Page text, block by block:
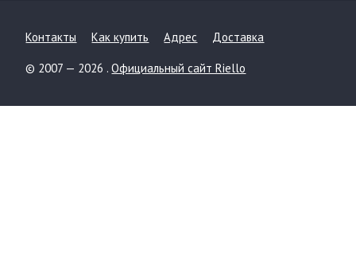
Контакты Как купить Адрес Доставка
© 2007 — 2026 .Официальный сайт Riello